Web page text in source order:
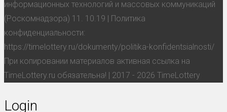
информационных технологий и массовых коммуникаций
(Роскомнадзора) 11. 10.19 | Политика
конфиденциальности:
https://timelottery.ru/dokumenty/politika-konfidentsialnosti/
При копировании материалов активная ссылка на
TimeLottery.ru обязательна! | 2017 - 2026 TimeLottery
Login